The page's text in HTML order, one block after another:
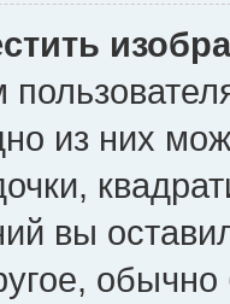
из них
вы